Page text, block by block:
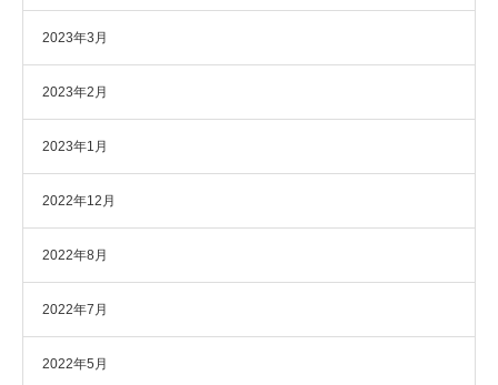
2023年3月
2023年2月
2023年1月
2022年12月
2022年8月
2022年7月
2022年5月